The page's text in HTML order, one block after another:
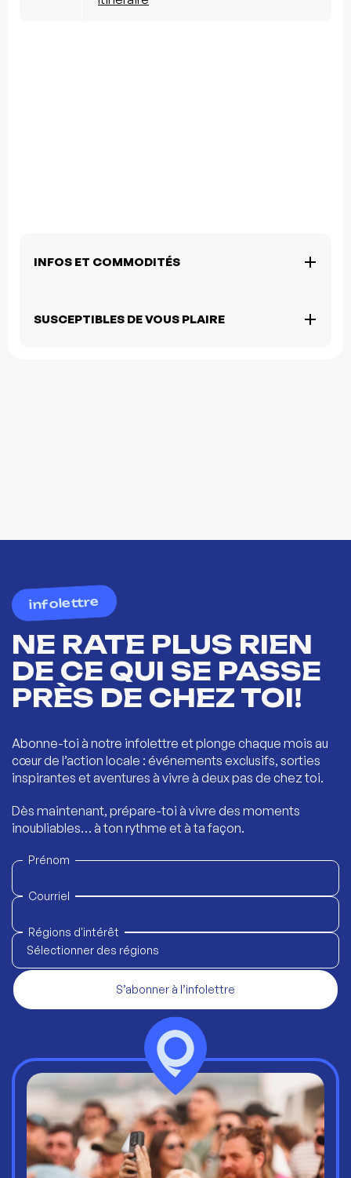
INFOS ET COMMODITÉS
SUSCEPTIBLES DE VOUS PLAIRE
infolettre
NE RATE PLUS RIEN
DE CE QUI SE PASSE
PRÈS DE CHEZ TOI!
Abonne-toi à notre infolettre et plonge chaque mois au
cœur de l’action locale : événements exclusifs, sorties
inspirantes et aventures à vivre à deux pas de chez toi.
Dès maintenant, prépare-toi à vivre des moments
inoubliables… à ton rythme et à ta façon.
Prénom
Courriel
Régions d'intérêt
Sélectionner des régions
S’abonner à l’infolettre